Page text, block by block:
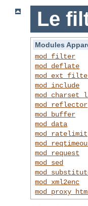
Le
Modules
mod_filter
mod_deflate
mod_include
mod_reflector
mod_buffer
mod_data
mod_ratelimit
mod_request
mod_sed
mod_xml2enc